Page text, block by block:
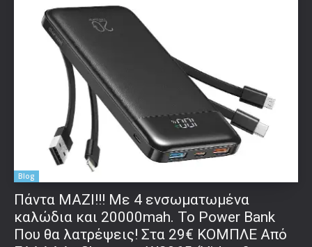
Blog
Πάντα ΜΑΖΙ!!! Με 4 ενσωματωμένα
καλώδια και 20000mah. Το Power Bank
Που θα λατρέψεις! Στα 29€ ΚΟΜΠΛΕ Από